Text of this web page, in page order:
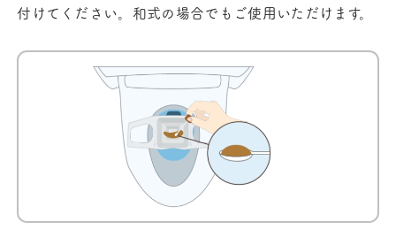
付けてください。和式の場合でもご使用いただけます。